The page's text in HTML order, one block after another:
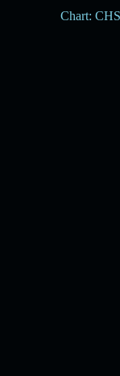
Chart: